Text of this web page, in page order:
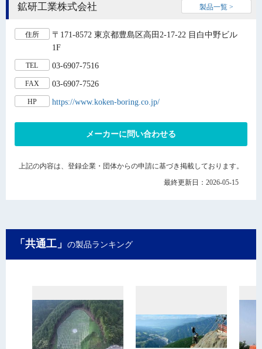
鉱研工業株式会社 製品一覧 >
住所
〒171-8572 東京都豊島区高田2-17-22 目白中野ビル
1F
TEL 03-6907-7516
FAX 03-6907-7526
HP https://www.koken-boring.co.jp/
メーカーに問い合わせる
上記の内容は、登録企業・団体からの申請に基づき掲載しております。
最終更新日：2026-05-15
「共通工」 の製品ランキング